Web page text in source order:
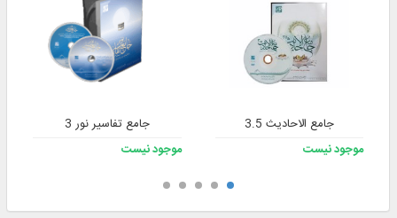
جامع الاحادیث 3.5
موجود نیست
جامع تفاسیر نور 3
موجود نیست